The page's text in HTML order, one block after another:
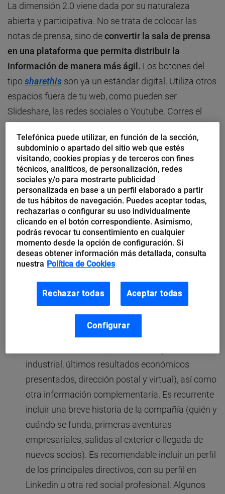
La dimensión 2.0 viene dada por su naturaleza
abierta y participativa. No se trata de colocar las
notas de prensa, sino deconvertir la sala de prensa
en una plataforma que permita distribuir la
información de manera más ágil. Los botones del
tiposharethis son ya un estándar digital. Utiliza otros
espacios fuera de tu web, como pueden ser
Slideshare, las redes sociales o Youtube. Corres el
salte otro de la competencia. No obstante,mayor
riesgo es no estar presente. Además y, sobre todo, se
trata de establecer un espacio de comunicación con
los periodistas. Aquí reside el verdadero valor dela
sala de prensa 2.0, que permite escuchar qué
demanda el profesional de la información y facilitar
su tarea.
¿Cómo hacerlo? Propongoestructurar la sala de
El primeroes la presentación de la compañía
industrial, últimos resultados económicos
presentados, dirección postal y virtual), así como
otra información complementaria. Es recurrente
incluir una breve historia de la compañía (quién y
cuándo se funda, primeras aventuras
empresariales, salidas al exterior o llegada de
nuevos socios). Es recomendable incluir un perfil
de los principales directivos, con su perfil en
Linkedin u otra red social profesional. Algunos
Telefónica puede utilizar, en función de la sección,
subdominio o apartado del sitio web que estés
visitando, cookies propias y de terceros con fines
técnicos, analíticos, de personalización, redes
sociales y/o para mostrarte publicidad
personalizada en base a un perfil elaborado a partir
de tus hábitos de navegación. Puedes aceptar todas,
rechazarlas o configurar su uso individualmente
clicando en el botón correspondiente. Asimismo,
podrás revocar tu consentimiento en cualquier
momento desde la opción de configuración. Si
deseas obtener información más detallada, consulta
nuestra Política de Cookies
Rechazar todas Aceptar todas
Configurar